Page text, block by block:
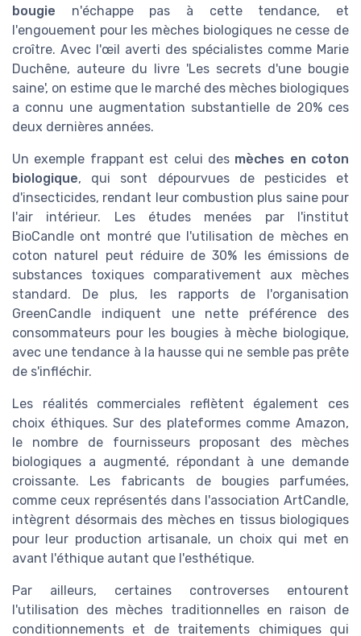
bougie n'échappe pas à cette tendance, et
l'engouement pour les mèches biologiques ne cesse de
croître. Avec l'œil averti des spécialistes comme Marie
Duchêne, auteure du livre 'Les secrets d'une bougie
saine', on estime que le marché des mèches biologiques
a connu une augmentation substantielle de 20% ces
deux dernières années.
Un exemple frappant est celui des mèches en coton
biologique, qui sont dépourvues de pesticides et
d'insecticides, rendant leur combustion plus saine pour
l'air intérieur. Les études menées par l'institut
BioCandle ont montré que l'utilisation de mèches en
coton naturel peut réduire de 30% les émissions de
substances toxiques comparativement aux mèches
standard. De plus, les rapports de l'organisation
GreenCandle indiquent une nette préférence des
consommateurs pour les bougies à mèche biologique,
avec une tendance à la hausse qui ne semble pas prête
de s'infléchir.
Les réalités commerciales reflètent également ces
choix éthiques. Sur des plateformes comme Amazon,
le nombre de fournisseurs proposant des mèches
biologiques a augmenté, répondant à une demande
croissante. Les fabricants de bougies parfumées,
comme ceux représentés dans l'association ArtCandle,
intègrent désormais des mèches en tissus biologiques
pour leur production artisanale, un choix qui met en
avant l'éthique autant que l'esthétique.
Par ailleurs, certaines controverses entourent
l'utilisation des mèches traditionnelles en raison de
conditionnements et de traitements chimiques qui